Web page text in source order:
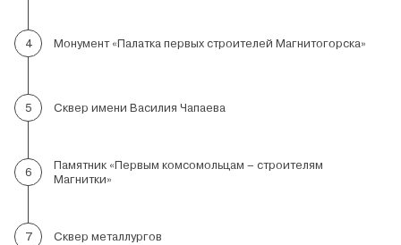
4 Монумент «Палатка первых строителей Магнитогорска»
5 Сквер имени Василия Чапаева
6
Памятник «Первым комсомольцам – строителям
Магнитки»
7 Сквер металлургов